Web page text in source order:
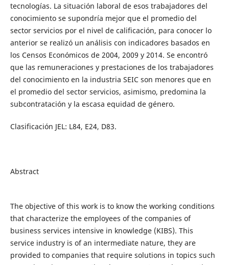
tecnologías. La situación laboral de esos trabajadores del
conocimiento se supondría mejor que el promedio del
sector servicios por el nivel de calificación, para conocer lo
anterior se realizó un análisis con indicadores basados en
los Censos Económicos de 2004, 2009 y 2014. Se encontró
que las remuneraciones y prestaciones de los trabajadores
del conocimiento en la industria SEIC son menores que en
el promedio del sector servicios, asimismo, predomina la
subcontratación y la escasa equidad de género.
Clasificación JEL: L84, E24, D83.
Abstract
The objective of this work is to know the working conditions
that characterize the employees of the companies of
business services intensive in knowledge (KIBS). This
service industry is of an intermediate nature, they are
provided to companies that require solutions in topics such